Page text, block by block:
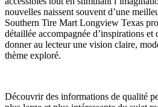
nouvelles naissent souvent d’une
Southern Tire Mart Longview Texas
détaillée accompagnée d’inspirations
donner au lecteur une vision claire,
thème exploré.
Découvrir des informations de qualité